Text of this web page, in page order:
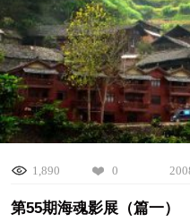
1,890 0
第55期海魂影展（篇一）